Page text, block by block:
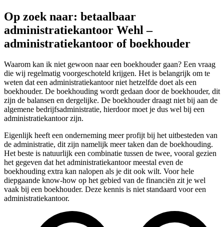
Op zoek naar: betaalbaar
administratiekantoor Wehl –
administratiekantoor of boekhouder
Waarom kan ik niet gewoon naar een boekhouder gaan? Een vraag
die wij regelmatig voorgeschoteld krijgen. Het is belangrijk om te
weten dat een administratiekantoor niet hetzelfde doet als een
boekhouder. De boekhouding wordt gedaan door de boekhouder, dit
zijn de balansen en dergelijke. De boekhouder draagt niet bij aan de
algemene bedrijfsadministratie, hierdoor moet je dus wel bij een
administratiekantoor zijn.
Eigenlijk heeft een onderneming meer profijt bij het uitbesteden van
de administratie, dit zijn namelijk meer taken dan de boekhouding.
Het beste is natuurlijk een combinatie tussen de twee, vooral gezien
het gegeven dat het administratiekantoor meestal even de
boekhouding extra kan nalopen als je dit ook wilt. Voor hele
diepgaande know-how op het gebied van de financiën zit je wel
vaak bij een boekhouder. Deze kennis is niet standaard voor een
administratiekantoor.